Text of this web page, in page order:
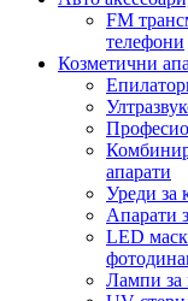
FM
телефони
Козметични
апарати
Уреди за
Апарати
LED
Лампи